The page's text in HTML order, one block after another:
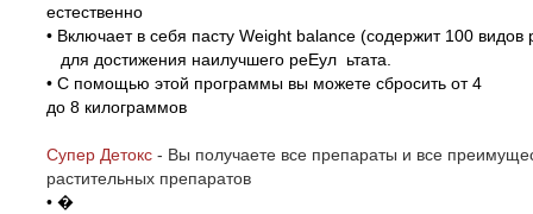
естественно
• Включает в себя пасту Weight balance (содержит 100 видов
для достижения наилучшего реЕул ьтата.
• С помощью этой программы вы можете сбросить от 4
до 8 килограммов
Супер Детокс- Вы получаете все препараты и все
растительных препаратов
• �